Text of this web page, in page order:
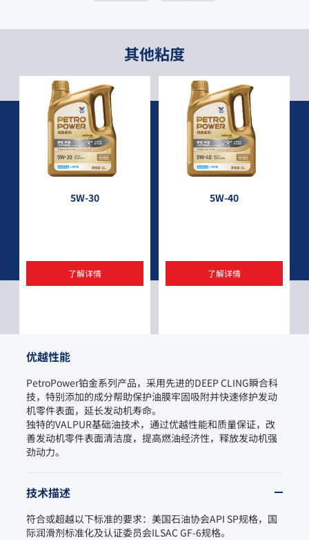
其他粘度
5W-30
了解详情
5W-40
了解详情
优越性能
PetroPower铂金系列产品，采用先进的DEEP CLING瞬合科
技，特别添加的成分帮助保护油膜牢固吸附并快速修护发动
机零件表面，延长发动机寿命。
独特的VALPUR基础油技术，通过优越性能和质量保证，改
善发动机零件表面清洁度，提高燃油经济性，释放发动机强
劲动力。
技术描述
符合或超越以下标准的要求：美国石油协会API SP规格，国
际润滑剂标准化及认证委员会ILSAC GF-6规格。